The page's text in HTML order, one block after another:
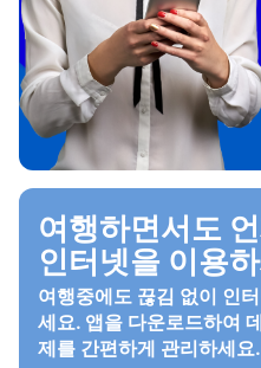
여행하면서도
인터넷을 이용
여행중에도 끊김 없이 인
세요. 앱을 다운로드하여
제를 간편하게 관리하세요.